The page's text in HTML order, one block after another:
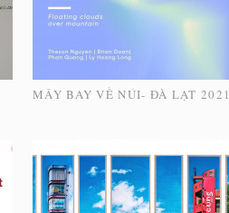
MÂY BAY VỀ NÚI- ĐÀ LẠT 2021